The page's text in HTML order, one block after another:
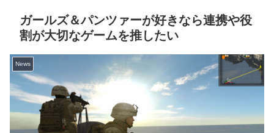
ガールズ＆パンツァーが好きなら連携や役
割が大切なゲームを推したい
News